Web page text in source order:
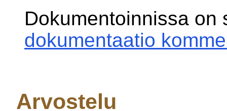
Dokumentoinnissa
dokumentaatio
Arvostelu